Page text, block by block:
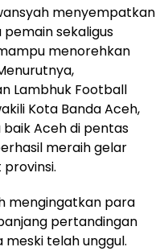
menyempatkan
sekaligus
menorehkan
Lambhuk Football
Kota Banda Aceh,
Aceh di pentas
meraih gelar
mengingatkan para
pertandingan
telah unggul.